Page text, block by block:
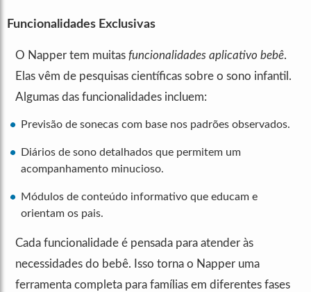
Funcionalidades Exclusivas
O Napper tem muitas funcionalidades aplicativo bebê.
Elas vêm de pesquisas científicas sobre o sono infantil.
Algumas das funcionalidades incluem:
Previsão de sonecas com base nos padrões observados.
Diários de sono detalhados que permitem um
acompanhamento minucioso.
Módulos de conteúdo informativo que educam e
orientam os pais.
Cada funcionalidade é pensada para atender às
necessidades do bebê. Isso torna o Napper uma
ferramenta completa para famílias em diferentes fases